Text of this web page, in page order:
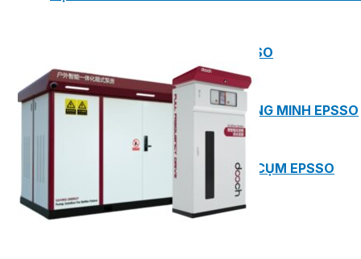
PHÒNG BƠM (PUMP ROOM) EPSSO
TRẠM BƠM TÍCH HỢP SẴN THÔNG MINH EPSSO
HỆ THỐNG BƠM PCCC NGUYÊN CỤM EPSSO